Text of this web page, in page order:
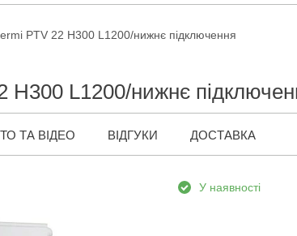
PTV 22 H300 L1200/нижнє підключення
H300 L1200/нижнє
ТА ВІДЕО ВІДГУКИ ДОСТАВКА
У наявності